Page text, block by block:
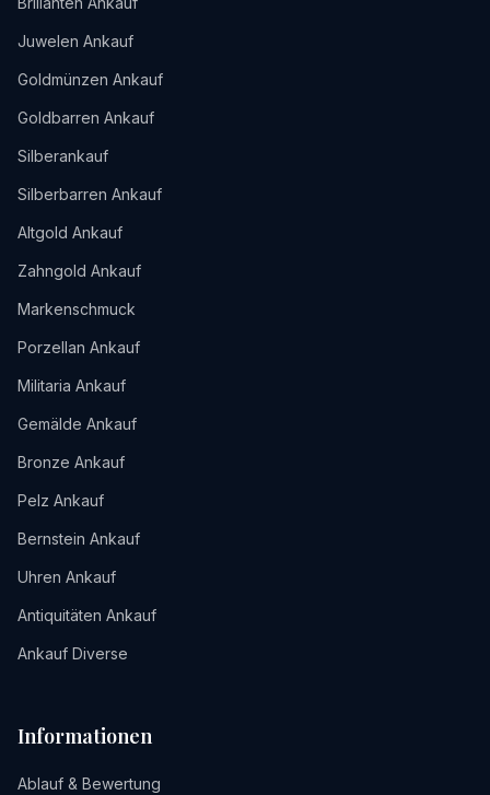
Juwelen Ankauf
Goldmünzen Ankauf
Goldbarren Ankauf
Silberankauf
Silberbarren Ankauf
Altgold Ankauf
Zahngold Ankauf
Markenschmuck
Porzellan Ankauf
Militaria Ankauf
Gemälde Ankauf
Bronze Ankauf
Pelz Ankauf
Bernstein Ankauf
Uhren Ankauf
Antiquitäten Ankauf
Ankauf Diverse
Informationen
Ablauf & Bewertung